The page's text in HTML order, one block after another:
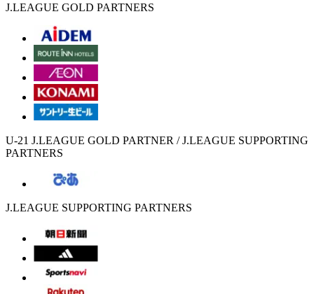
J.LEAGUE GOLD PARTNERS
U-21 J.LEAGUE GOLD PARTNER / J.LEAGUE SUPPORTING
PARTNERS
J.LEAGUE SUPPORTING PARTNERS